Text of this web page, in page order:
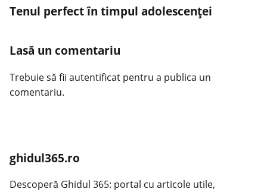
Tenul perfect în timpul adolescenței
Lasă un comentariu
Trebuie să fii autentificat pentru a publica un
comentariu.
ghidul365.ro
Descoperă Ghidul 365: portal cu articole utile,